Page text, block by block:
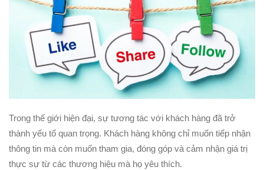
Trong thế giới hiện đại, sự tương tác với khách hàng đã trở
thành yếu tố quan trọng. Khách hàng không chỉ muốn tiếp nhận
thông tin mà còn muốn tham gia, đóng góp và cảm nhận giá trị
thực sự từ các thương hiệu mà họ yêu thích.